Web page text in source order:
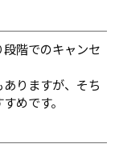
階でのキャンセ
りますが、そち
めです。